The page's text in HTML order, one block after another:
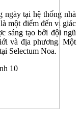
ngày tại hệ thống nhà
một điểm đến vị giác
sáng tạo bởi đội ngũ
và địa phương. Một
Selectum Noa.